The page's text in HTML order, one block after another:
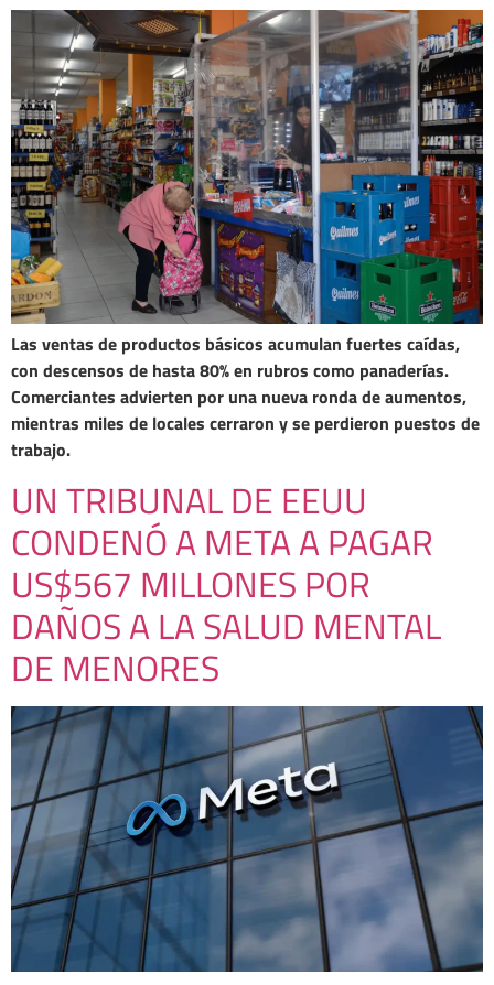
Las ventas de productos básicos acumulan fuertes caídas,
con descensos de hasta 80% en rubros como panaderías.
Comerciantes advierten por una nueva ronda de aumentos,
mientras miles de locales cerraron y se perdieron puestos de
trabajo.
UN TRIBUNAL DE EEUU
CONDENÓ A META A PAGAR
US$567 MILLONES POR
DAÑOS A LA SALUD MENTAL
DE MENORES